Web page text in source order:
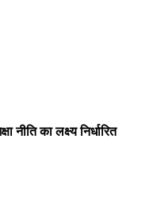
नीति का लक्ष्य निर्धारित